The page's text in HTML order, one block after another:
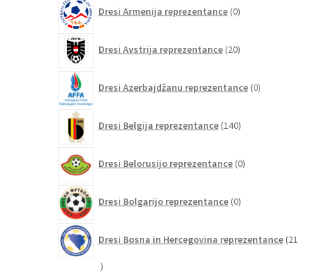
Dresi Armenija reprezentance 0izdelkov
Dresi Avstrija reprezentance 20izdelkov
Dresi Azerbajdžanu reprezentance 0izdelkov
Dresi Belgija reprezentance 140izdelkov
Dresi Belorusijo reprezentance 0izdelkov
Dresi Bolgarijo reprezentance 0izdelkov
Dresi Bosna in Hercegovina reprezentance 21
21